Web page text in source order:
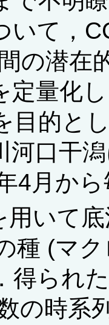
いて，
の潜在
定量化
目的と
河口干
4月か
用いて
種 (マ
得られ
の時系